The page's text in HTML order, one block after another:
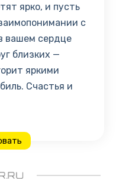
ярко, и пусть
с
вашем сердце
близких —
яркими
Счастья и